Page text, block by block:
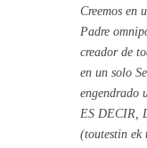
Creemos en
Padre
creador de
en un solo
engendrado
ES DECIR,
(toutestin ek